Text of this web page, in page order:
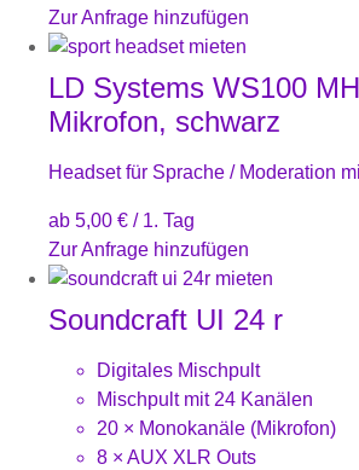
Zur Anfrage hinzufügen
LD Systems WS100
Mikrofon, schwarz
Headset für Sprache / Moderation
ab 5,00 € / 1. Tag
Zur Anfrage hinzufügen
Soundcraft UI 24 r
Digitales Mischpult
Mischpult mit 24 Kanälen
20 × Monokanäle (Mikrofon)
8 × AUX XLR Outs